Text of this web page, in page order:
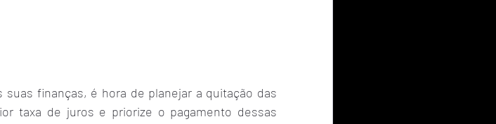
finanças, é hora de planejar a quitação das
taxa de juros e priorize o pagamento dessas